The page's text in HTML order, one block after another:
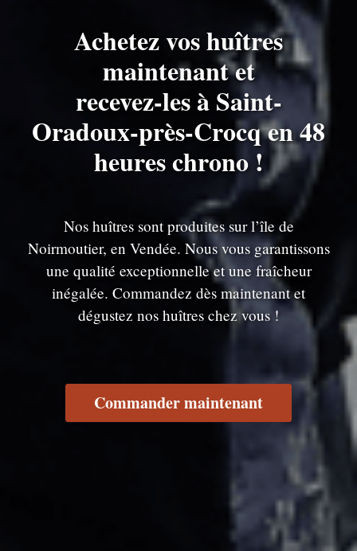
Achetez vos huîtres
maintenant et
recevez-les à Saint-
Oradoux-près-Crocq en 48
heures chrono !
Nos huîtres sont produites sur l’île de
Noirmoutier, en Vendée. Nous vous garantissons
une qualité exceptionnelle et une fraîcheur
inégalée. Commandez dès maintenant et
dégustez nos huîtres chez vous !
Commander maintenant